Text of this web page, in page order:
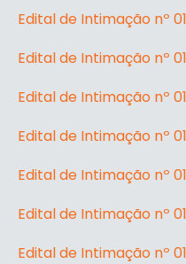
Edital de Intimação nº
Edital de Intimação nº
Edital de Intimação nº
Edital de Intimação nº
Edital de Intimação nº
Edital de Intimação nº
Edital de Intimação nº